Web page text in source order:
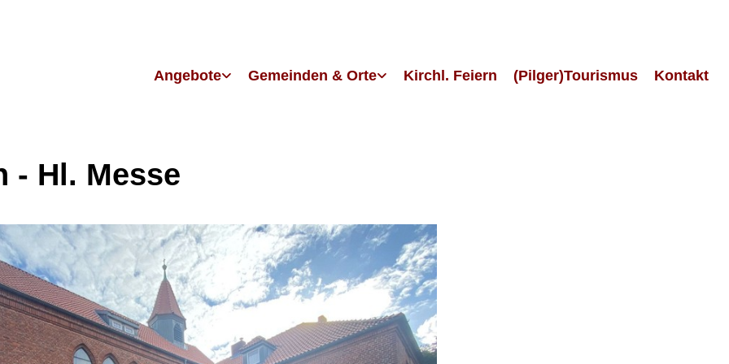
Angebote Gemeinden & Orte Kirchl. Feiern (Pilger)Tourismus Kontakt
- Hl. Messe